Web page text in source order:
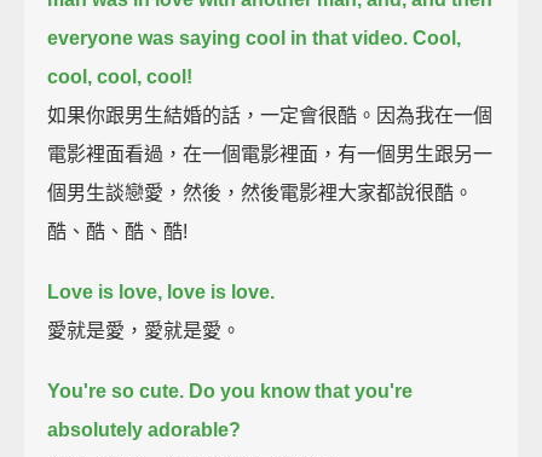
everyone was saying cool in that video. Cool,
cool, cool, cool!
如果你跟男生結婚的話，一定會很酷。因為我在一個
電影裡面看過，在一個電影裡面，有一個男生跟另一
個男生談戀愛，然後，然後電影裡大家都說很酷。
酷、酷、酷、酷!
Love is love, love is love.
愛就是愛，愛就是愛。
You're so cute. Do you know that you're
absolutely adorable?